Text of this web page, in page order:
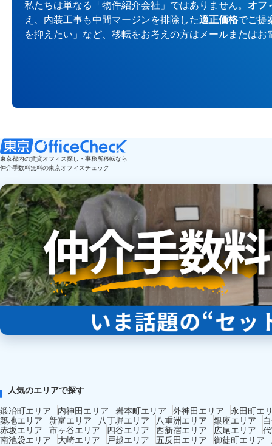
私たちは単なる「物件紹介会社」ではありません。 オフ
え、内装工事も中間マージンを排除した適正価格でご提
を抑えたい」など、移転をお考えの方はメールまたは
東京都内の賃貸オフィス探し・事務所移転なら
仲介手数料無料の東京オフィスチェック
人気のエリアで探す
鍛冶町エリア
内神田エリア 岩本町エリア 外神田エリア
永田町エ
築地エリア
新富エリア 八丁堀エリア 八重洲エリア 銀座エリア
赤坂エリア 市ヶ谷エリア 四谷エリア 西新宿エリア 広尾エリア
南池袋エリア
大崎エリア 戸越エリア 五反田エリア 御徒町エリア